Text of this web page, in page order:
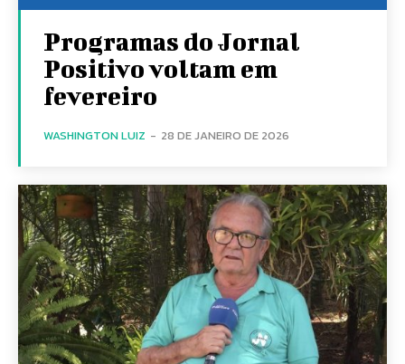
Programas do Jornal
Positivo voltam em
fevereiro
WASHINGTON LUIZ - 28 DE JANEIRO DE 2026